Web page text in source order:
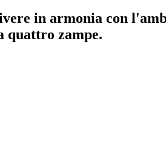
in armonia con
quattro zampe.